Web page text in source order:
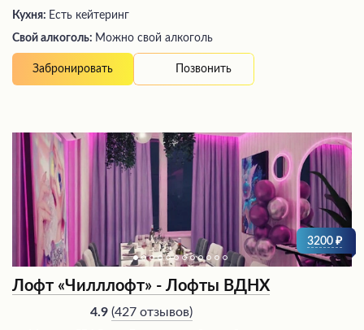
Кухня: Есть кейтеринг
Свой алкоголь: Можно свой алкоголь
Забронировать Позвонить
3200
Лофт «Чилллофт» - Лофты ВДНХ
4.9 (427 отзывов)